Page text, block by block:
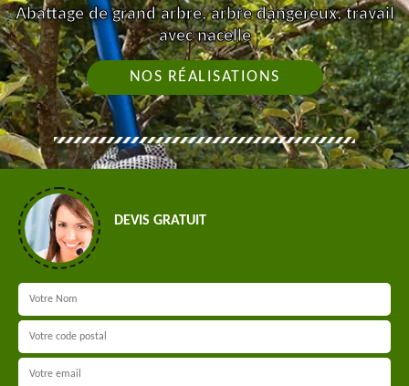
Abattage de grand arbre, arbre dangereux, travail
avec nacelle
NOS RÉALISATIONS
DEVIS GRATUIT